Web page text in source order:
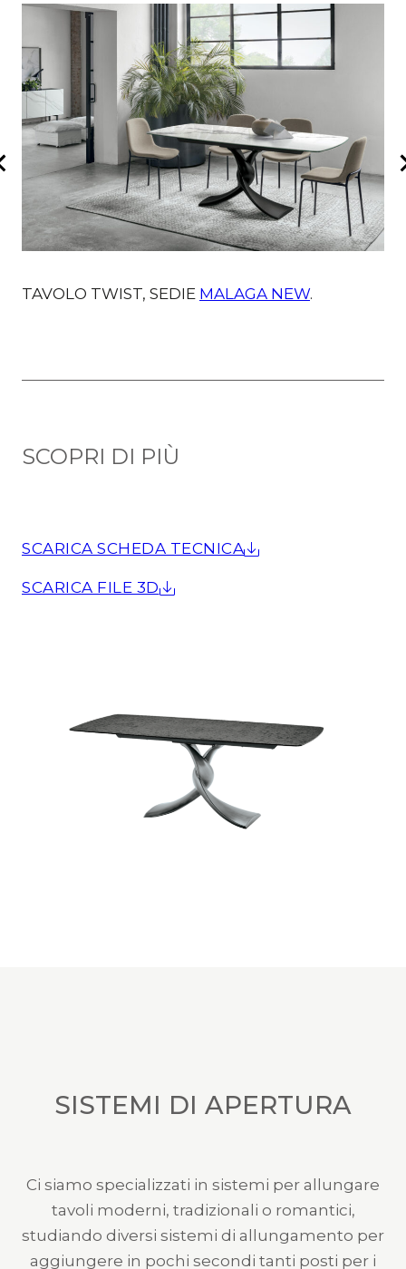
TAVOLO TWIST, SEDIE MALAGA NEW.
SCOPRI DI PIÙ
SCARICA SCHEDA TECNICA
SCARICA FILE 3D
SISTEMI DI APERTURA
Ci siamo specializzati in sistemi per allungare
tavoli moderni, tradizionali o romantici,
studiando diversi sistemi di allungamento per
aggiungere in pochi secondi tanti posti per i